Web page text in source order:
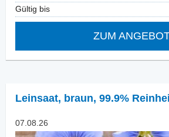
Gültig bis
ZUM
Leinsaat, braun, 99.9%
07.08.26